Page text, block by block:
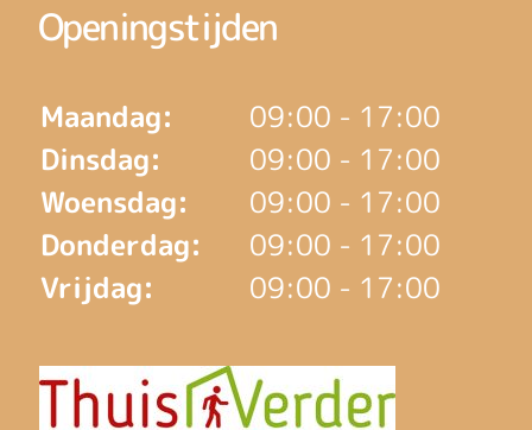
Openingstijden
Maandag:
09:00 - 17:00
Dinsdag:
09:00 - 17:00
Woensdag:
09:00 - 17:00
Donderdag:
09:00 - 17:00
Vrijdag:
09:00 - 17:00